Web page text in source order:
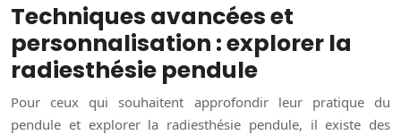
Techniques avancées et
personnalisation : explorer la
radiesthésie pendule
Pour ceux qui souhaitent approfondir leur pratique du
pendule et explorer la radiesthésie pendule, il existe des